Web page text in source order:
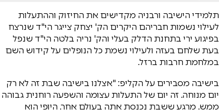
תלמידי הישיבה ורבניה מקדישים את החיזוק וההתעלות
לעילוי נשמות חבריהם היקרים הק' יצחק צייגר הי"ד שנרצח
בפיגוע ירי בתחנת הדלק בעלי והק' נריה בלטה הי"ד שנפל
בעת שלחם בעזה ולעילוי נשמת כל הנופלים על קידוש השם
במלחמת חרבות ברזל.
בישיבה מסבירים על הקליפ: "אצלנו בישיבה שבת זה לא רק
יום מנוחה. זה יום של התעלות עצומה והשפעה רוחנית גבוהה
ממש. מרגע ששבת נכנסת אתה בעולם אחר. היופי הוא